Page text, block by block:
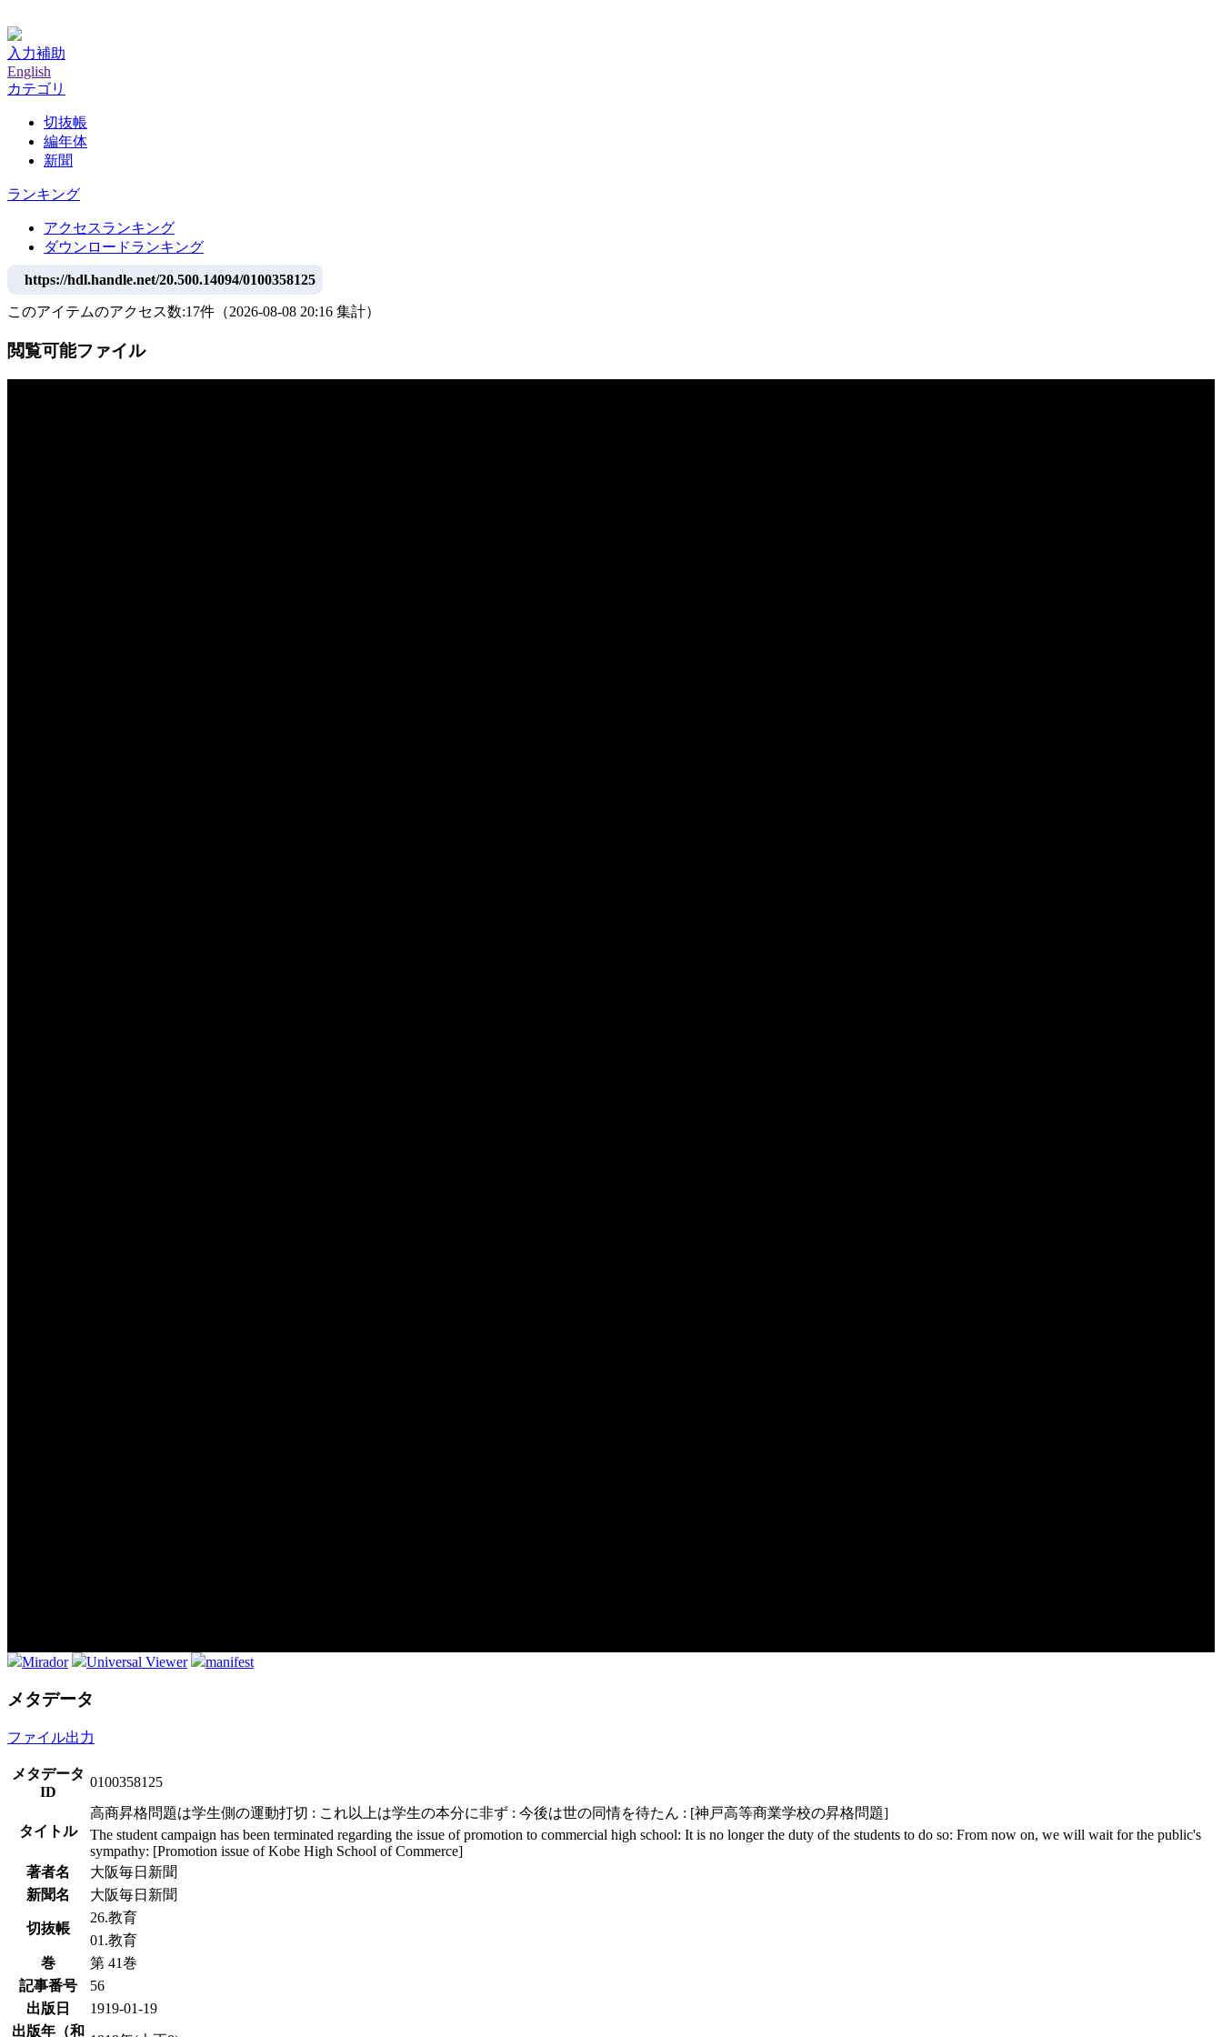
入力補助
English
カテゴリ
切抜帳
編年体
新聞
ランキング
アクセスランキング
ダウンロードランキング
https://hdl.handle.net/20.500.14094/0100358125
このアイテムのアクセス数:17件 （2026-08-08 20:16 集計）
閲覧可能ファイル
Mirador Universal Viewer manifest
メタデータ
ファイル出力
メタデータ
ID
0100358125
タイトル
高商昇格問題は学生側の運動打切 : これ以上は学生の本分に非ず : 今後は世の同情を待たん : [神戸高等商業学校の昇格問題]
The student campaign has been terminated regarding the issue of promotion to commercial high school: It is no longer the duty of the students to do so: From now on, we will wait for the public's
sympathy: [Promotion issue of Kobe High School of Commerce]
著者名
大阪毎日新聞
新聞名
大阪毎日新聞
切抜帳
26.教育
01.教育
巻
第 41巻
記事番号
56
出版日
1919-01-19
出版年（和